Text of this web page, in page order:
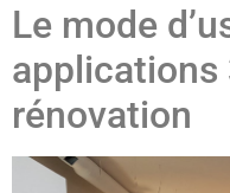
Le mode
applications
rénovation